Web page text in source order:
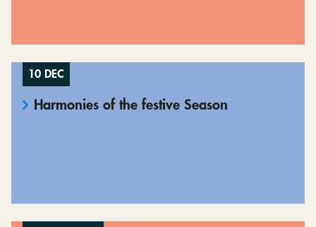
10 DEC
Harmonies of the festive Season